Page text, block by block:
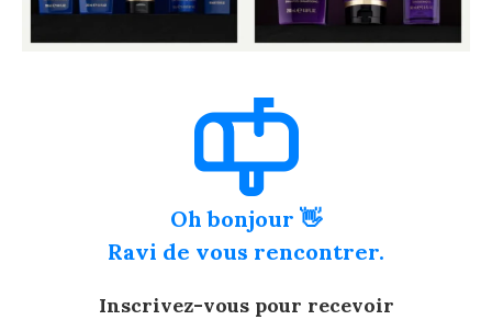
Oh bonjour 👋
Ravi de vous rencontrer.
Inscrivez-vous pour recevoir